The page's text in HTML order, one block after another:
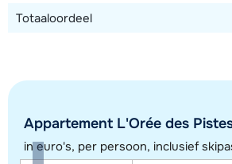
Totaaloordeel
Appartement L'Orée des
in euro's, per persoon, inclusief